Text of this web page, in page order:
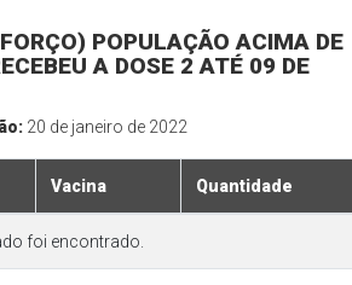
POPULAÇÃO ACIMA DE
A DOSE 2 ATÉ 09 DE
20 de janeiro de 2022
Vacina Quantidade
foi encontrado.